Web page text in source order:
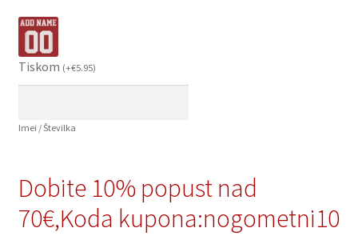
Tiskom (+€5.95)
Imei / Številka
Dobite 10% popust nad
70€,Koda kupona:nogometni10